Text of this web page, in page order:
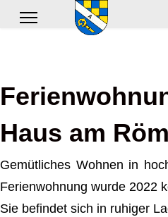
Haus am
Gemütliches Wohnen in
Ferienwohnung wurde 2022
Sie befindet sich in ruhiger